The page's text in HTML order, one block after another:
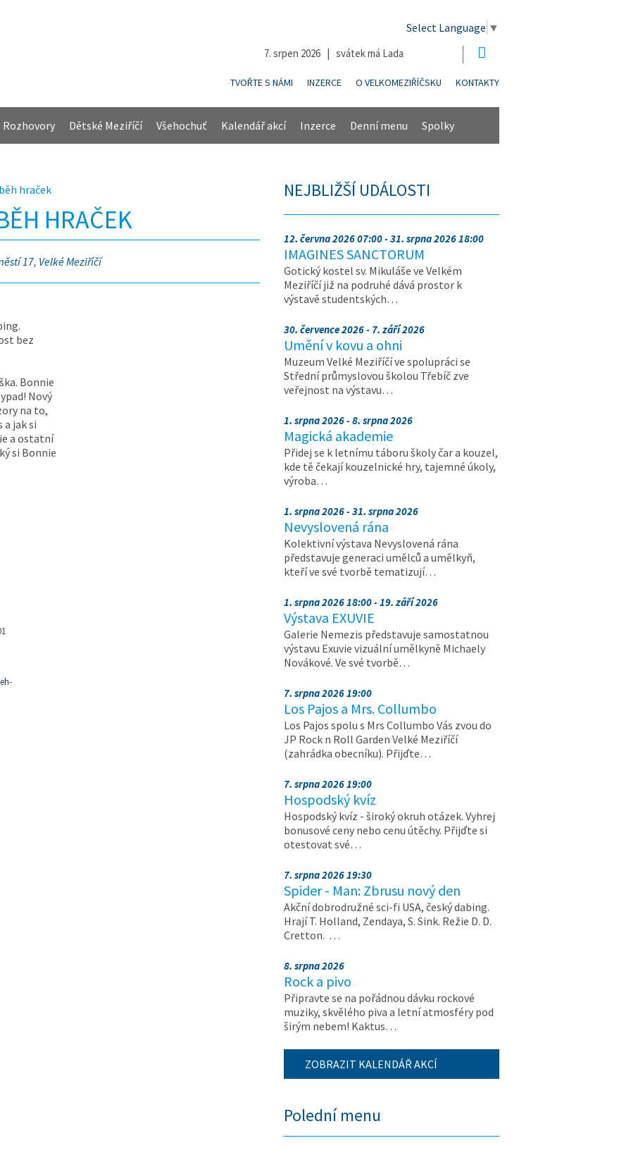
Select Language ▼
7. srpen 2026 | svátek má Lada
TVOŘTE S NÁMI INZERCE O VELKOMEZIŘÍČSKU KONTAKTY
Rozhovory Dětské Meziříčí Všehochuť Kalendář akcí Inzerce Denní menu Spolky
hraček
HRAČEK
17, Velké Meziříčí
bez
Bonnie
Nový
na to,
a jak si
a ostatní
si Bonnie
NEJBLIŽŠÍ UDÁLOSTI
12. června 2026 07:00 - 31. srpna 2026 18:00
IMAGINES SANCTORUM
Gotický kostel sv. Mikuláše ve Velkém
Meziříčí již na podruhé dává prostor k
výstavě studentských…
30. července 2026 - 7. září 2026
Umění v kovu a ohni
Muzeum Velké Meziříčí ve spolupráci se
Střední průmyslovou školou Třebíč zve
veřejnost na výstavu…
1. srpna 2026 - 8. srpna 2026
Magická akademie
Přidej se k letnímu táboru školy čar a kouzel,
kde tě čekají kouzelnické hry, tajemné úkoly,
výroba…
1. srpna 2026 - 31. srpna 2026
Nevyslovená rána
Kolektivní výstava Nevyslovená rána
představuje generaci umělců a umělkyň,
kteří ve své tvorbě tematizují…
1. srpna 2026 18:00 - 19. září 2026
Výstava EXUVIE
Galerie Nemezis představuje samostatnou
výstavu Exuvie vizuální umělkyně Michaely
Novákové. Ve své tvorbě…
7. srpna 2026 19:00
Los Pajos a Mrs. Collumbo
Los Pajos spolu s Mrs Collumbo Vás zvou do
JP Rock n Roll Garden Velké Meziříčí
(zahrádka obecníku). Přijďte…
7. srpna 2026 19:00
Hospodský kvíz
Hospodský kvíz - široký okruh otázek. Vyhrej
bonusové ceny nebo cenu útěchy. Přijďte si
otestovat své…
7. srpna 2026 19:30
Spider - Man: Zbrusu nový den
Akční dobrodružné sci-fi USA, český dabing.
Hrají T. Holland, Zendaya, S. Sink. Režie D. D.
Cretton. …
8. srpna 2026
Rock a pivo
Připravte se na pořádnou dávku rockové
muziky, skvělého piva a letní atmosféry pod
širým nebem! Kaktus…
ZOBRAZIT KALENDÁŘ AKCÍ
Polední menu